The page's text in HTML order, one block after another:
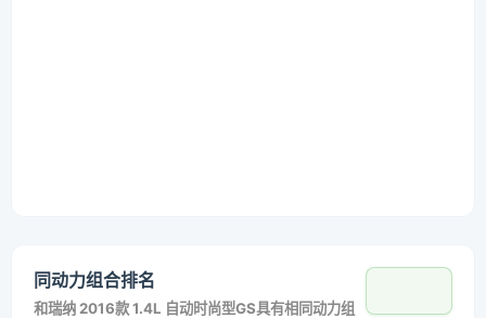
同动力组合排名
和瑞纳 2016款 1.4L 自动时尚型GS具有相同动力组